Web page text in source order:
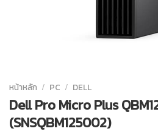
หน้าหลัก / PC / DELL
Dell Pro Micro Plus
(SNSQBM125002)